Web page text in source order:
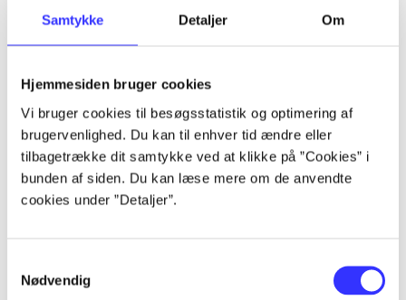
Samtykke Detaljer Om
Hjemmesiden bruger cookies
Vi bruger cookies til besøgsstatistik og optimering af
brugervenlighed. Du kan til enhver tid ændre eller
tilbagetrække dit samtykke ved at klikke på ”Cookies” i
bunden af siden. Du kan læse mere om de anvendte
cookies under ”Detaljer”.
Nødvendig
Artikler
...
...
...